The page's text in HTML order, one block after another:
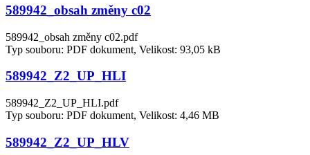
589942_obsah změny c02
589942_obsah změny c02.pdf
Typ souboru: PDF dokument, Velikost: 93,05 kB
589942_Z2_UP_HLI
589942_Z2_UP_HLI.pdf
Typ souboru: PDF dokument, Velikost: 4,46 MB
589942_Z2_UP_HLV